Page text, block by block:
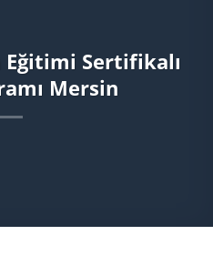
Eğitimi Sertifikalı
Mersin